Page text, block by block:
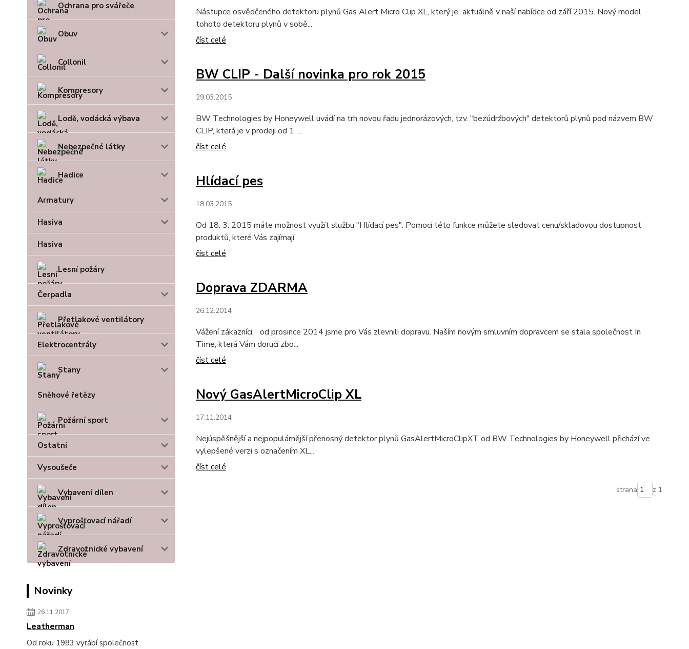
Ochrana pro svářeče
Obuv
Collonil
Kompresory
Lodě, vodácká výbava
Nebezpečné látky
Hadice
Armatury
Hasiva
Hasiva
Lesní požáry
Čerpadla
Přetlakové ventilátory
Elektrocentrály
Stany
Sněhové řetězy
Požární sport
Ostatní
Vysoušeče
Vybavení dílen
Vyprošťovací nářadí
Zdravotnické vybavení
Novinky
26.11.2017
Leatherman
Od roku 1983 vyrábí společnost
Nástupce osvědčeného detektoru plynů Gas Alert Micro Clip XL, který je aktuálně v naší nabídce od září 2015. Nový model
tohoto detektoru plynů v sobě...
číst celé
BW CLIP - Další novinka pro rok 2015
29.03.2015
BW Technologies by Honeywell uvádí na trh novou řadu jednorázových, tzv. "bezúdržbových" detektorů plynů pod názvem BW
CLIP, která je v prodeji od 1. ...
číst celé
Hlídací pes
18.03.2015
Od 18. 3. 2015 máte možnost využít službu "Hlídací pes". Pomocí této funkce můžete sledovat cenu/skladovou dostupnost
produktů, které Vás zajímají.
číst celé
Doprava ZDARMA
26.12.2014
Vážení zákazníci, od prosince 2014 jsme pro Vás zlevnili dopravu. Naším novým smluvním dopravcem se stala společnost In
Time, která Vám doručí zbo...
číst celé
Nový GasAlertMicroClip XL
17.11.2014
Nejúspěšnější a nejpopulárnější přenosný detektor plynů GasAlertMicroClipXT od BW Technologies by Honeywell přichází ve
vylepšené verzi s označením XL...
číst celé
strana z 1